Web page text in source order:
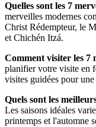
Quelles sont les 7
merveilles modernes
Christ Rédempteur, le
et Chichén Itzá.
Comment visiter les 7
planifier votre visite en
visites guidées pour
Quels sont les
Les saisons idéales
printemps et l'automne